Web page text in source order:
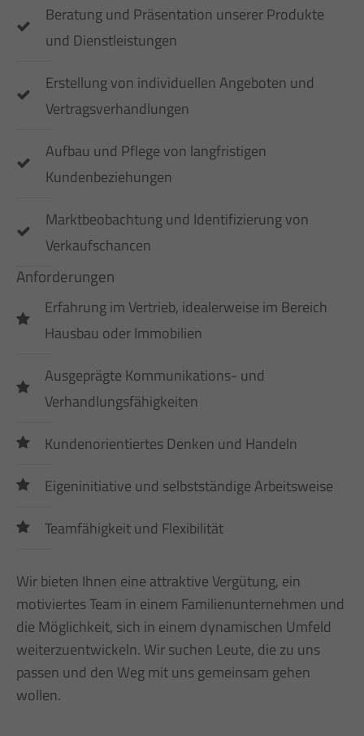
Beratung und Präsentation unserer Produkte
und Dienstleistungen
Erstellung von individuellen Angeboten und
Vertragsverhandlungen
Aufbau und Pflege von langfristigen
Kundenbeziehungen
Marktbeobachtung und Identifizierung von
Verkaufschancen
Anforderungen
Erfahrung im Vertrieb, idealerweise im Bereich
Hausbau oder Immobilien
Ausgeprägte Kommunikations- und
Verhandlungsfähigkeiten
Kundenorientiertes Denken und Handeln
Eigeninitiative und selbstständige Arbeitsweise
Teamfähigkeit und Flexibilität
Wir bieten Ihnen eine attraktive Vergütung, ein
motiviertes Team in einem Familienunternehmen und
die Möglichkeit, sich in einem dynamischen Umfeld
weiterzuentwickeln. Wir suchen Leute, die zu uns
passen und den Weg mit uns gemeinsam gehen
wollen.